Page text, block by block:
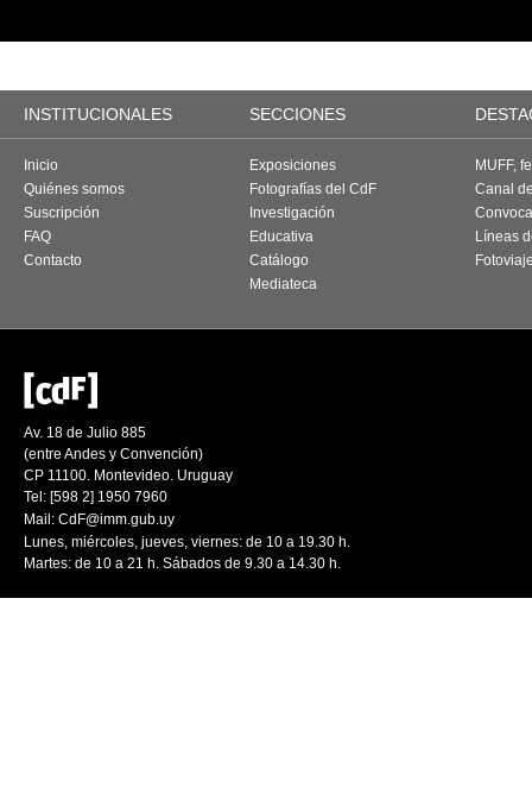
INSTITUCIONALES SECCIONES
Inicio
Quiénes somos
Suscripción
FAQ
Contacto
Exposiciones
Fotografías del CdF
Investigación
Educativa
Catálogo
Mediateca
MUFF,
Canal
Líneas
Av. 18 de Julio 885
(entre Andes y Convención)
CP 11100. Montevideo. Uruguay
Tel: [598 2] 1950 7960
Mail: CdF@imm.gub.uy
Lunes, miércoles, jueves, viernes: de 10 a 19.30 h.
Martes: de 10 a 21 h. Sábados de 9.30 a 14.30 h.